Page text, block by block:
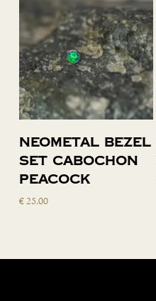
Toevoegen
aan
winkelwagen
Neometal bezel
set cabochon
peacock
€25,00